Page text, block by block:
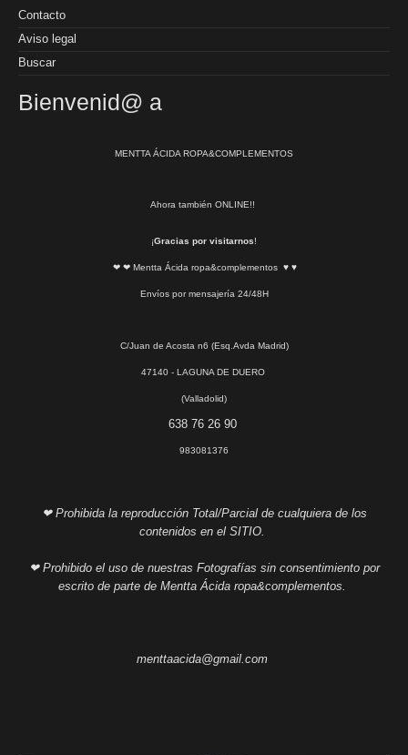
Contacto
Aviso legal
Buscar
Bienvenid@ a
MENTTA ÁCIDA ROPA&COMPLEMENTOS
Ahora también ONLINE!!
¡Gracias por visitarnos!
❤ ❤ Mentta Ácida ropa&complementos ♥ ♥
Envíos por mensajería 24/48H
C/Juan de Acosta n6 (Esq.Avda Madrid)
47140 - LAGUNA DE DUERO
(Valladolid)
638 76 26 90
983081376
❤ Prohibida la reproducción Total/Parcial de cualquiera de los
contenidos en el SITIO.
❤ Prohibido el uso de nuestras Fotografías sin consentimiento por
escrito de parte de Mentta Ácida ropa&complementos.
menttaacida@gmail.com